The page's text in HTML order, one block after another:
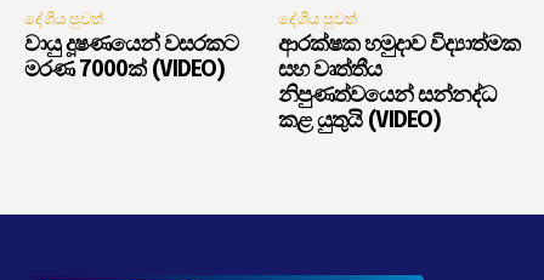
දේශීය පුවත්
වායු දූෂණයෙන් වසරකට
මරණ 7000ක් (VIDEO)
දේශීය පුවත්
ආරක්ෂක හමුදාව විද්‍යාත්මක
සහ වෘත්තීය
නිපුණත්වයෙන් සන්නද්ධ
කළ යුතුයි (VIDEO)